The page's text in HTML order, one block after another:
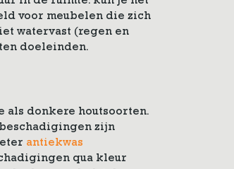
voor meubelen die zich
watervast (regen en
doeleinden.
als donkere houtsoorten.
zijn
antiekwas
qua kleur